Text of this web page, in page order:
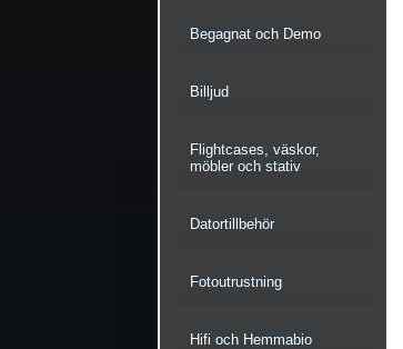
Begagnat och Demo
Billjud
Flightcases, väskor,
möbler och stativ
Datortillbehör
Fotoutrustning
Hifi och Hemmabio